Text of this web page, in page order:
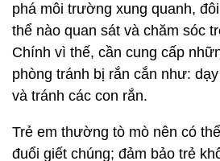
phá môi trường xung quanh,
thể nào quan sát và chăm sóc
Chính vì thế, cần cung cấp
phòng tránh bị rắn cắn như:
và tránh các con rắn.
Trẻ em thường tò mò nên có
đuổi giết chúng; đảm bảo trẻ